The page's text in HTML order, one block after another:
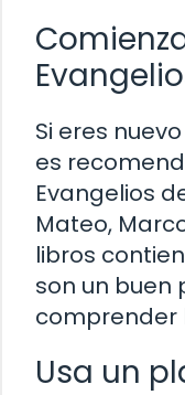
Si eres
es
Evangelios
Mateo,
libros
son un
comprender
Usa un